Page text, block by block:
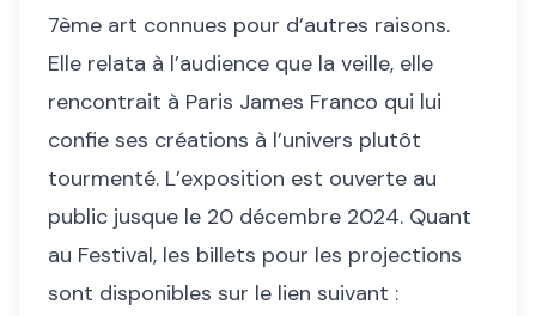
7ème art connues pour d’autres raisons.
Elle relata à l’audience que la veille, elle
rencontrait à Paris James Franco qui lui
confie ses créations à l’univers plutôt
tourmenté. L’exposition est ouverte au
public jusque le 20 décembre 2024. Quant
au Festival, les billets pour les projections
sont disponibles sur le lien suivant :